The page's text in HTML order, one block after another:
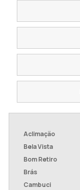
Aclimação
Bela Vista
Bom Retiro
Brás
Cambuci